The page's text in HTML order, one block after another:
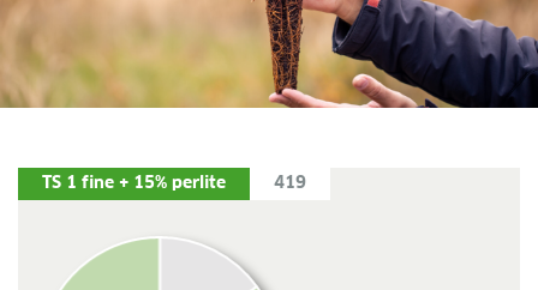
TOEPASSINGSGEBIEDEN
Vermeerdering in trays
Perspotten
TS 1 fine + 15% perlite 419